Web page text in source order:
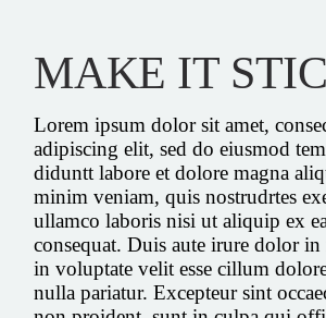
MAKE IT
Lorem ipsum dolor sit amet,
adipiscing elit, sed do eiusmod
diduntt labore et dolore magna
minim veniam, quis nostrudrtes
ullamco laboris nisi ut aliquip ex
consequat. Duis aute irure dolor in
in voluptate velit esse cillum
nulla pariatur. Excepteur sint